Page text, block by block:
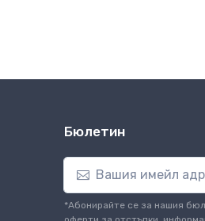
Бюлетин
*Абонирайте се за нашия